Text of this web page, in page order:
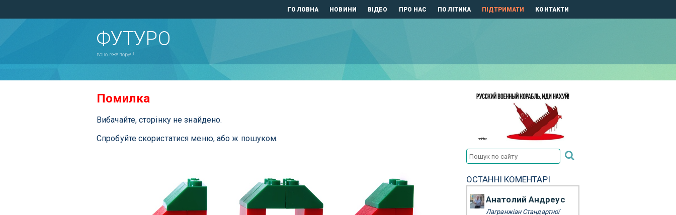
ГОЛОВНА НОВИНИ ВІДЕО ПРО НАС ПОЛІТИКА ПІДТРИМАТИ КОНТАКТИ
ФУТУРО
воно вже поруч!
Помилка
Вибачайте, сторінку не знайдено.
Спробуйте скористатися меню, або ж пошуком.
ОСТАННІ КОМЕНТАРІ
Анатолий Андреус
Лагранжіан Стандартної